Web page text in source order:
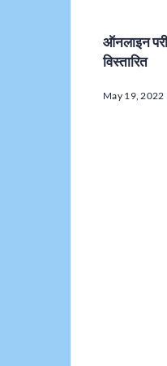
ऑनलाइन
विस्तारित
May 19, 2022